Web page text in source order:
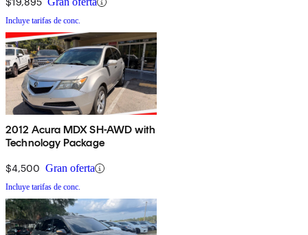
Incluye tarifas de conc.
2012 Acura MDX SH-AWD with
Technology Package
$4,500 Gran oferta
Incluye tarifas de conc.